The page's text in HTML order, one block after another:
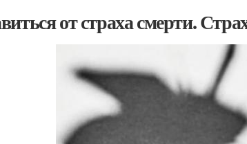
от страха смерти.